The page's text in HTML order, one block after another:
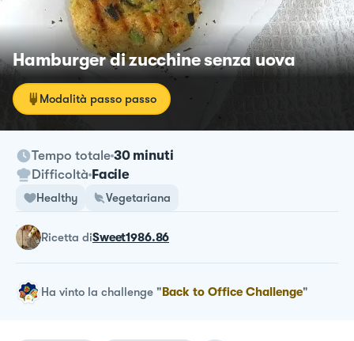
Hamburger di zucchine senza uova
Modalità passo passo
Tempo totale 30 minuti
Difficoltà Facile
Healthy Vegetariana
ricetta diSweet1986.86
Ha vinto la challenge "Back to Office Challenge"